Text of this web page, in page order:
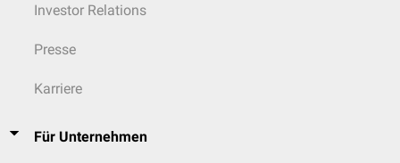
Investor Relations
Presse
Karriere
Für Unternehmen